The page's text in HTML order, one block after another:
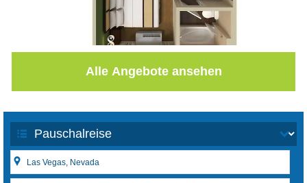
Alle Angebote ansehen